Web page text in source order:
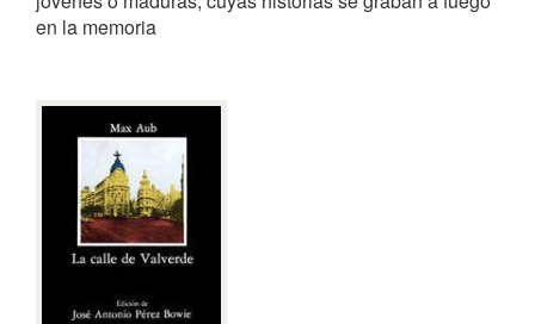
en la memoria